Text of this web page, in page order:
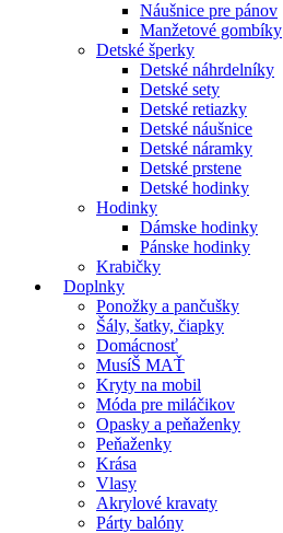
Náušnice pre pánov
Manžetové gombíky
Detské šperky
Detské náhrdelníky
Detské sety
Detské retiazky
Detské náušnice
Detské náramky
Detské prstene
Detské hodinky
Hodinky
Dámske hodinky
Pánske hodinky
Krabičky
Doplnky
Ponožky a pančušky
Šály, šatky, čiapky
Domácnosť
MusíŠ MAŤ
Kryty na mobil
Móda pre miláčikov
Opasky a peňaženky
Peňaženky
Krása
Vlasy
Akrylové kravaty
Párty balóny